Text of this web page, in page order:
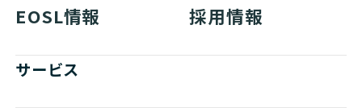
EOSL情報
採用情報
サービス